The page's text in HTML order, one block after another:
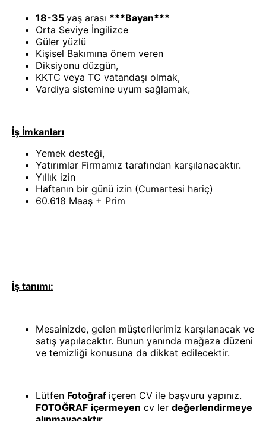
18-35 yaş arası ***Bayan***
Orta Seviye İngilizce
Güler yüzlü
Kişisel Bakımına önem veren
Diksiyonu düzgün,
KKTC veya TC vatandaşı olmak,
Vardiya sistemine uyum sağlamak,
İş İmkanları
Yemek desteği,
Yatırımlar Firmamız tarafından karşılanacaktır.
Yıllık izin
Haftanın bir günü izin (Cumartesi hariç)
60.618 Maaş + Prim
İş tanımı:
Mesainizde, gelen müşterilerimiz karşılanacak ve
satış yapılacaktır. Bunun yanında mağaza düzeni
ve temizliği konusuna da dikkat edilecektir.
Lütfen Fotoğraf içeren CV ile başvuru yapınız.
FOTOĞRAF içermeyen cv ler değerlendirmeye